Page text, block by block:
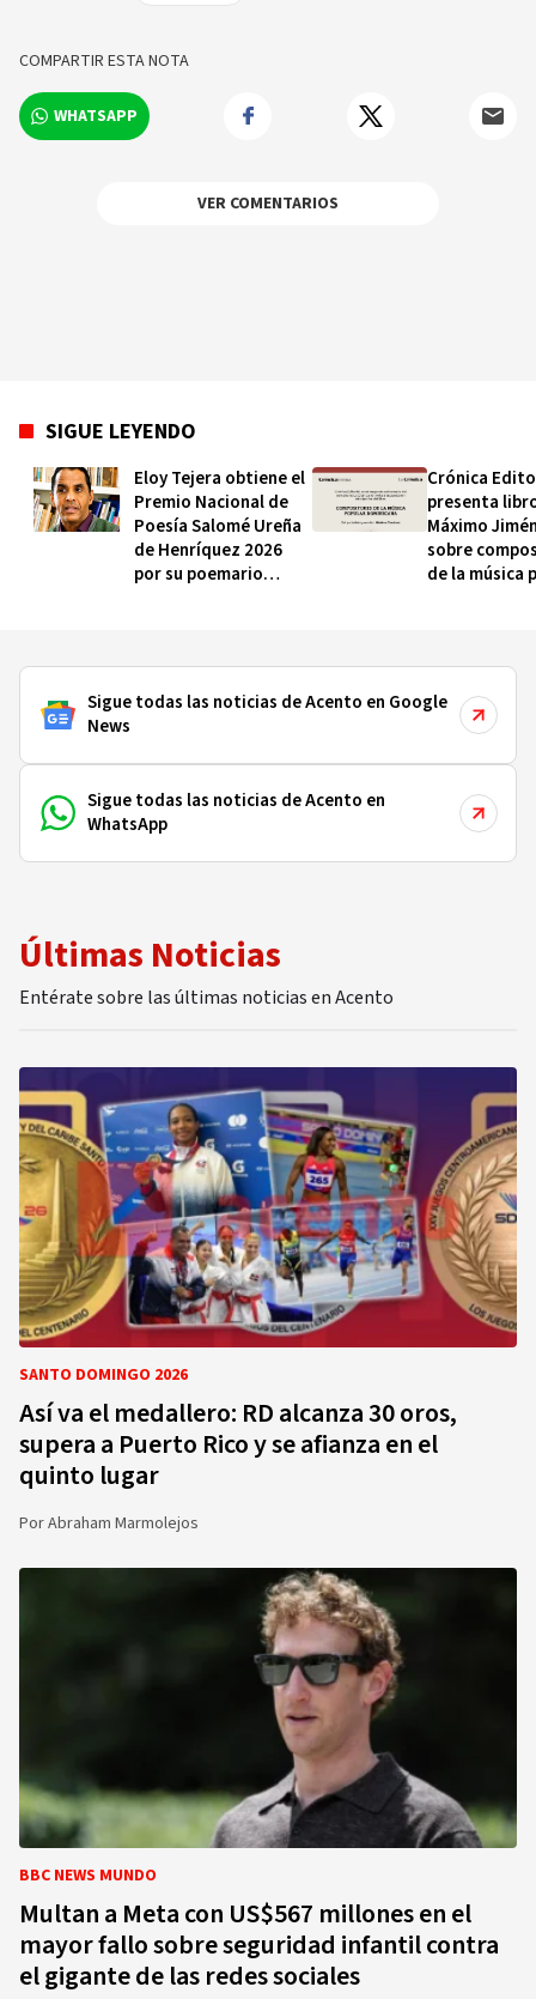
COMPARTIR ESTA NOTA
WHATSAPP
VER COMENTARIOS
SIGUE LEYENDO
Eloy Tejera obtiene el
Premio Nacional de
Poesía Salomé Ureña
de Henríquez 2026
por su poemario
Crónica
presenta
Máximo
sobre
de la música
Sigue todas las noticias de Acento en Google
News
Sigue todas las noticias de Acento en
WhatsApp